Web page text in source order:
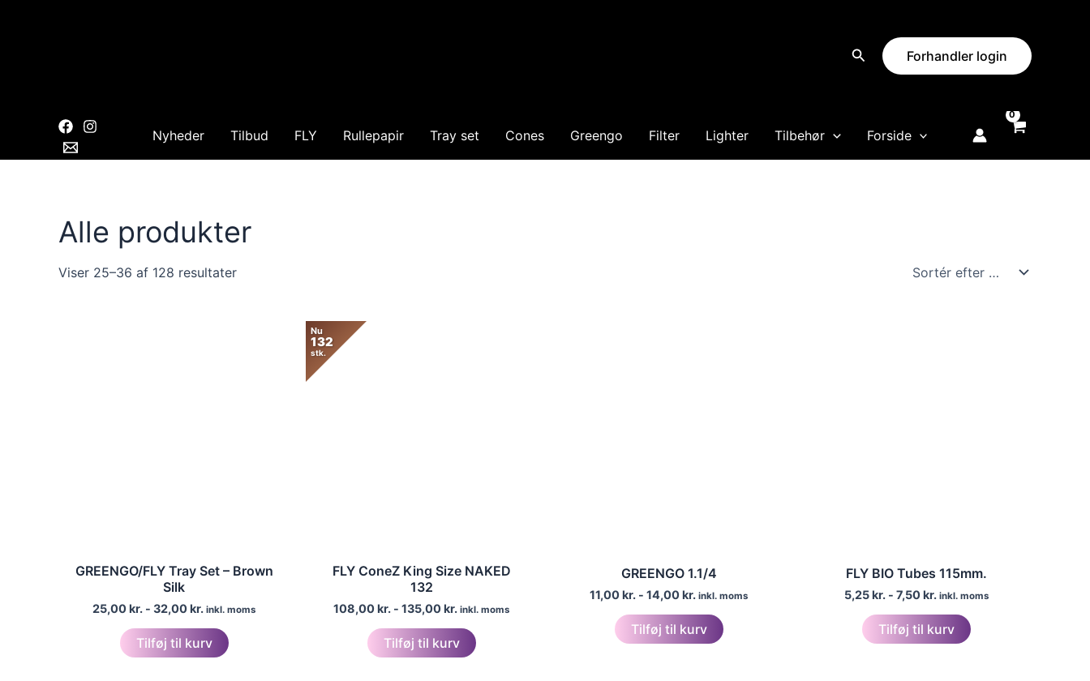
Forhandler login
Nyheder Tilbud FLY Rullepapir Tray set Cones Greengo Filter Lighter Tilbehør Forside
Alle produkter
Viser 25–36 af 128 resultaterSorteret
GREENGO/FLY Tray Set – Brown
Silk
25,00kr. - 32,00kr. inkl. moms
Tilføj til kurv
Nu
132
stk.
FLY ConeZ King Size NAKED
132
108,00kr. - 135,00kr. inkl. moms
Tilføj til kurv
GREENGO 1.1/4
11,00kr. - 14,00kr. inkl. moms
Tilføj til kurv
FLY BIO Tubes 115mm.
5,25kr.- 7,50kr. inkl. moms
Tilføj til kurv